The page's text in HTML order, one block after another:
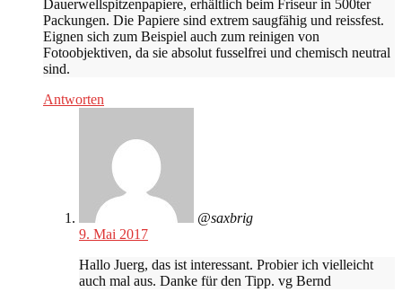
Dauerwellspitzenpapiere, erhältlich beim Friseur in 500ter
Packungen. Die Papiere sind extrem saugfähig und reissfest.
Eignen sich zum Beispiel auch zum reinigen von
Fotoobjektiven, da sie absolut fusselfrei und chemisch neutral
sind.
Antworten
@saxbrig
9. Mai 2017
Hallo Juerg, das ist interessant. Probier ich vielleicht
auch mal aus. Danke für den Tipp. vg Bernd